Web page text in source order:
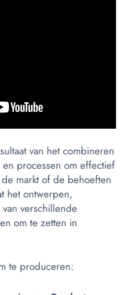
van het combineren
processen om effectief
markt of de behoeften
het ontwerpen,
verschillende
om te zetten in
te produceren: